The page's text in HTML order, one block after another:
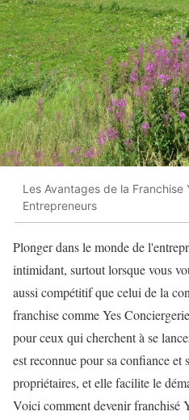
Les Avantages de la Franchise
Entrepreneurs
Plonger dans le monde de
intimidant, surtout lorsque vous
aussi compétitif que celui de la
franchise comme Yes
pour ceux qui cherchent à se
est reconnue pour sa confiance et
propriétaires, et elle facilite le
Voici comment devenir franchisé